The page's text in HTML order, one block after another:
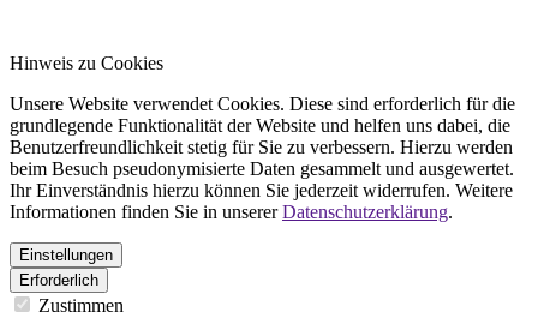
Hinweis zu Cookies
Unsere Website verwendet Cookies. Diese sind erforderlich für die
grundlegende Funktionalität der Website und helfen uns dabei, die
Benutzerfreundlichkeit stetig für Sie zu verbessern. Hierzu werden
beim Besuch pseudonymisierte Daten gesammelt und ausgewertet.
Ihr Einverständnis hierzu können Sie jederzeit widerrufen. Weitere
Informationen finden Sie in unsererDatenschutzerklärung.
Einstellungen
Erforderlich
Zustimmen